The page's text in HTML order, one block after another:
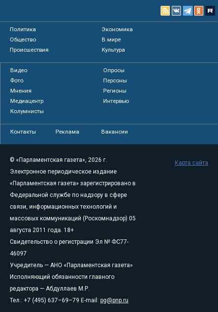
Политика
Экономика
Общество
В мире
Происшествия
Культура
Видео
Опросы
Фото
Персоны
Мнения
Регионы
Медиацентр
Интервью
Колумнисты
Контакты Реклама Вакансии
© «Парламентская газета», 2026 г.
Электронное периодическое издание
«Парламентская газета» зарегистрировано в
Федеральной службе по надзору в сфере
связи, информационных технологий и
массовых коммуникаций (Роскомнадзор) 05
августа 2011 года. 18+
Свидетельство о регистрации Эл № ФС77-
46097
Учредитель — АНО «Парламентская газета»
Исполняющий обязанности главного
редактора — Абдуллаев М.Р.
Тел.: +7 (495) 637–69–79 E-mail: pg@pnp.ru
Карта сайта